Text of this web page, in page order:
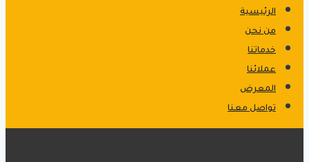
الرئيسية
من نحن
خدماتنا
عملائنا
المعرض
تواصل معنا